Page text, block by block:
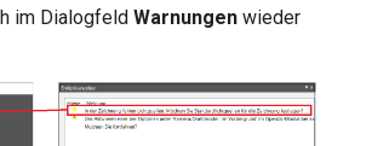
im Dialogfeld Warnungen wieder